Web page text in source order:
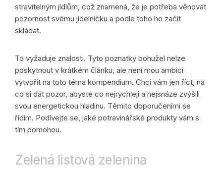
stravitelným jídlům, což znamená, že je potřeba věnovat
pozornost svému jídelníčku a podle toho ho začít
skládat.
To vyžaduje znalosti. Tyto poznatky bohužel nelze
poskytnout v krátkém článku, ale není mou ambicí
vytvořit na toto téma kompendium. Chci vám jen říct, na
co si dát pozor, abyste co nejrychleji a nejsnáze zvýšili
svou energetickou hladinu. Těmito doporučeními se
řídím. Podívejte se, jaké potravinářské produkty vám s
tím pomohou.
Zelená listová zelenina